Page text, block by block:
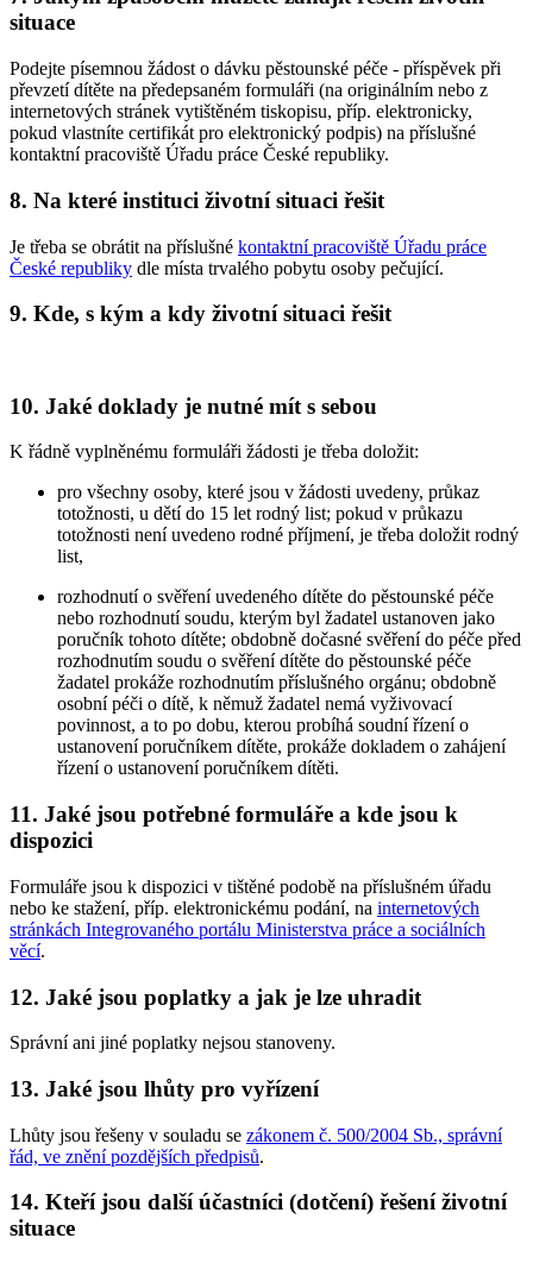
situace
Podejte písemnou žádost o dávku pěstounské péče - příspěvek při
převzetí dítěte na předepsaném formuláři (na originálním nebo z
internetových stránek vytištěném tiskopisu, příp. elektronicky,
pokud vlastníte certifikát pro elektronický podpis) na příslušné
kontaktní pracoviště Úřadu práce České republiky.
8. Na které instituci životní situaci řešit
Je třeba se obrátit na příslušné kontaktní pracoviště Úřadu práce
České republiky dle místa trvalého pobytu osoby pečující.
9. Kde, s kým a kdy životní situaci řešit
10. Jaké doklady je nutné mít s sebou
K řádně vyplněnému formuláři žádosti je třeba doložit:
pro všechny osoby, které jsou v žádosti uvedeny, průkaz
totožnosti, u dětí do 15 let rodný list; pokud v průkazu
totožnosti není uvedeno rodné příjmení, je třeba doložit rodný
list,
rozhodnutí o svěření uvedeného dítěte do pěstounské péče
nebo rozhodnutí soudu, kterým byl žadatel ustanoven jako
poručník tohoto dítěte; obdobně dočasné svěření do péče před
rozhodnutím soudu o svěření dítěte do pěstounské péče
žadatel prokáže rozhodnutím příslušného orgánu; obdobně
osobní péči o dítě, k němuž žadatel nemá vyživovací
povinnost, a to po dobu, kterou probíhá soudní řízení o
ustanovení poručníkem dítěte, prokáže dokladem o zahájení
řízení o ustanovení poručníkem dítěti.
11. Jaké jsou potřebné formuláře a kde jsou k
dispozici
Formuláře jsou k dispozici v tištěné podobě na příslušném úřadu
nebo ke stažení, příp. elektronickému podání, na internetových
stránkách Integrovaného portálu Ministerstva práce a sociálních
věcí.
12. Jaké jsou poplatky a jak je lze uhradit
Správní ani jiné poplatky nejsou stanoveny.
13. Jaké jsou lhůty pro vyřízení
Lhůty jsou řešeny v souladu se zákonem č. 500/2004 Sb., správní
řád, ve znění pozdějších předpisů.
14. Kteří jsou další účastníci (dotčení) řešení životní
situace